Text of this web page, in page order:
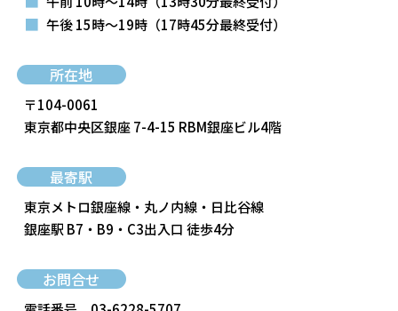
■ 午後 15時～19時 （17時45分最終受付）
所在地
〒104-0061
東京都中央区銀座 7-4-15 RBM銀座ビル4階
最寄駅
東京メトロ銀座線・丸ノ内線・日比谷線
銀座駅 B7・B9・C3出入口 徒歩4分
お問合せ